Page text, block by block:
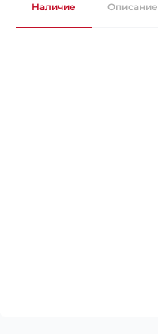
Наличие Описание